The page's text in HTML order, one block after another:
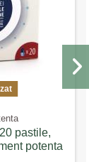
pastile,
potenta